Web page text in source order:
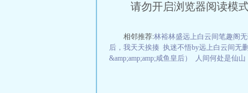
请勿开启浏览器阅读模
相邻推荐:林裕林盛远上白云间笔趣阁
后，我天天挨揍 执迷不悟by远上白云间无
&amp;amp;amp;咸鱼皇后）
人间何处是仙山